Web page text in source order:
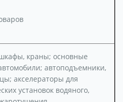
краны; основные
автоподъемники,
акселераторы для
установок водяного,